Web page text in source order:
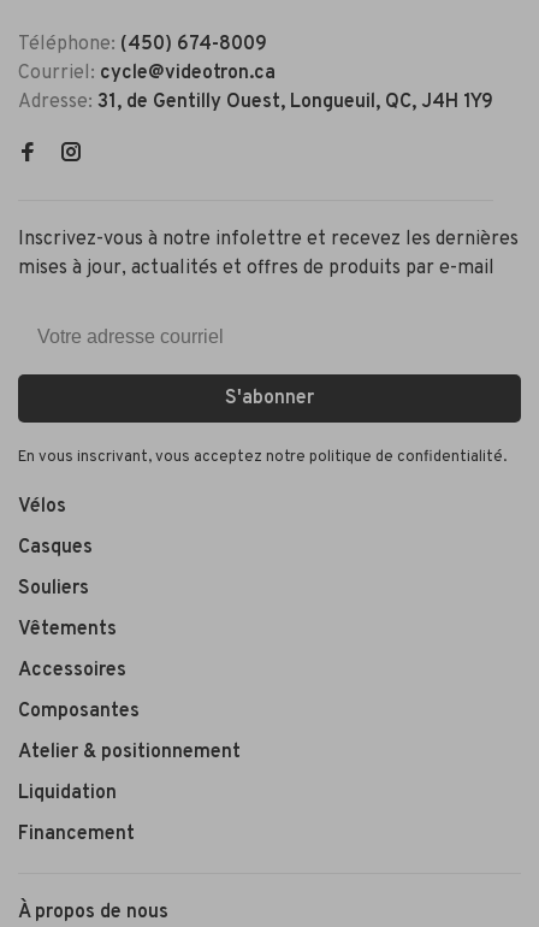
Téléphone: (450) 674-8009
Courriel: cycle@videotron.ca
Adresse: 31, de Gentilly Ouest, Longueuil, QC, J4H 1Y9
Inscrivez-vous à notre infolettre et recevez les dernières
mises à jour, actualités et offres de produits par e-mail
S'abonner
En vous inscrivant, vous acceptez notre politique de confidentialité.
Vélos
Casques
Souliers
Vêtements
Accessoires
Composantes
Atelier & positionnement
Liquidation
Financement
À propos de nous